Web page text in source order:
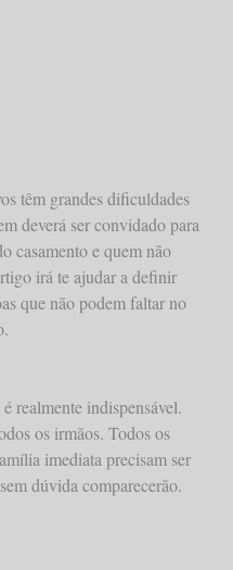
têm grandes dificuldades
deverá ser convidado para
casamento e quem não
irá te ajudar a definir
que não podem faltar no
realmente indispensável.
os irmãos. Todos os
imediata precisam ser
dúvida comparecerão.